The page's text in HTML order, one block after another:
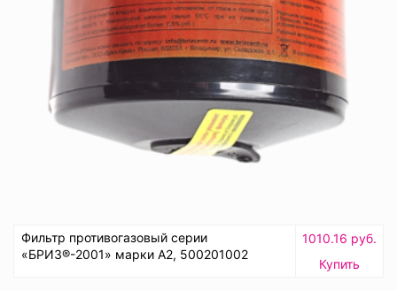
Фильтр противогазовый серии
«БРИЗ®-2001» марки А2, 500201002
1010.16 руб.
Купить